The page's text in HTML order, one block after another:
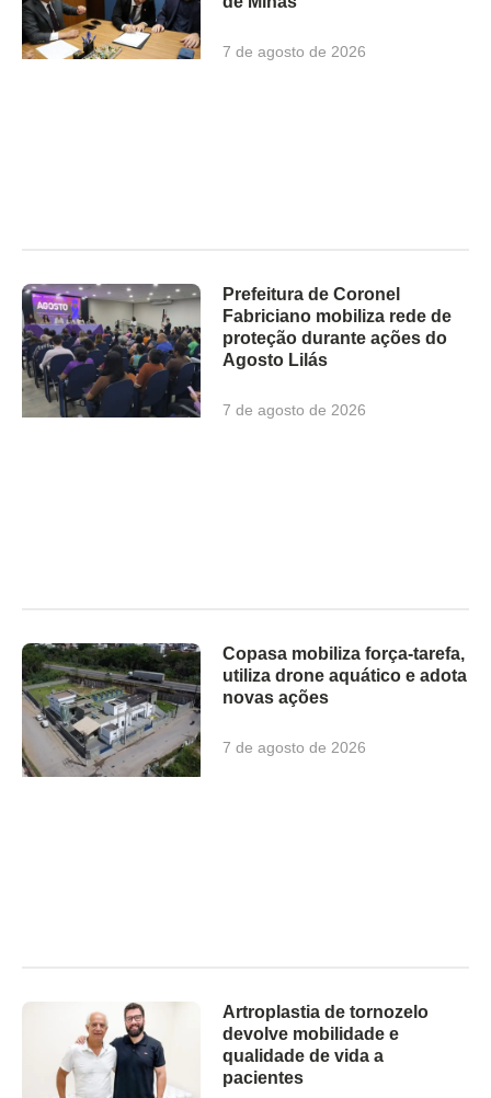
7 de agosto de 2026
Prefeitura de Coronel
Fabriciano mobiliza rede de
proteção durante ações do
Agosto Lilás
7 de agosto de 2026
Copasa mobiliza força-tarefa,
utiliza drone aquático e adota
novas ações
7 de agosto de 2026
Artroplastia de tornozelo
devolve mobilidade e
qualidade de vida a
pacientes